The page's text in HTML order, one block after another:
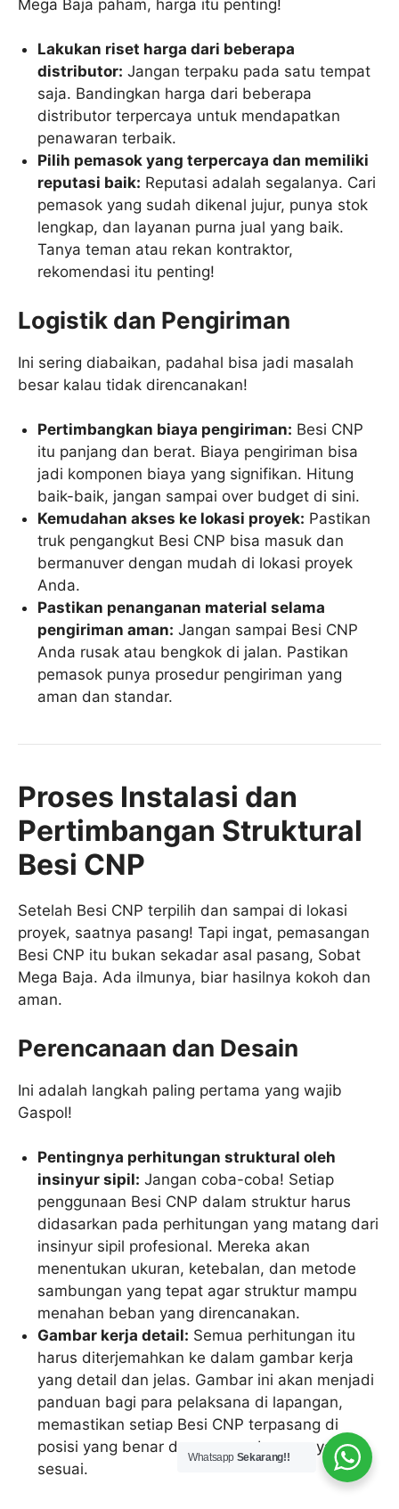
Mega Baja paham, harga itu penting!
Lakukan riset harga dari beberapa
distributor: Jangan terpaku pada satu tempat
saja. Bandingkan harga dari beberapa
distributor terpercaya untuk mendapatkan
penawaran terbaik.
Pilih pemasok yang terpercaya dan memiliki
reputasi baik: Reputasi adalah segalanya. Cari
pemasok yang sudah dikenal jujur, punya stok
lengkap, dan layanan purna jual yang baik.
Tanya teman atau rekan kontraktor,
rekomendasi itu penting!
Logistik dan Pengiriman
Ini sering diabaikan, padahal bisa jadi masalah
besar kalau tidak direncanakan!
Pertimbangkan biaya pengiriman: Besi CNP
itu panjang dan berat. Biaya pengiriman bisa
jadi komponen biaya yang signifikan. Hitung
baik-baik, jangan sampai over budget di sini.
Kemudahan akses ke lokasi proyek: Pastikan
truk pengangkut Besi CNP bisa masuk dan
bermanuver dengan mudah di lokasi proyek
Anda.
Pastikan penanganan material selama
pengiriman aman: Jangan sampai Besi CNP
Anda rusak atau bengkok di jalan. Pastikan
pemasok punya prosedur pengiriman yang
aman dan standar.
Proses Instalasi dan
Pertimbangan Struktural
Besi CNP
Setelah Besi CNP terpilih dan sampai di lokasi
proyek, saatnya pasang! Tapi ingat, pemasangan
Besi CNP itu bukan sekadar asal pasang, Sobat
Mega Baja. Ada ilmunya, biar hasilnya kokoh dan
aman.
Perencanaan dan Desain
Ini adalah langkah paling pertama yang wajib
Gaspol!
Pentingnya perhitungan struktural oleh
insinyur sipil: Jangan coba-coba! Setiap
penggunaan Besi CNP dalam struktur harus
didasarkan pada perhitungan yang matang dari
insinyur sipil profesional. Mereka akan
menentukan ukuran, ketebalan, dan metode
sambungan yang tepat agar struktur mampu
menahan beban yang direncanakan.
Gambar kerja detail: Semua perhitungan itu
harus diterjemahkan ke dalam gambar kerja
yang detail dan jelas. Gambar ini akan menjadi
panduan bagi para pelaksana di lapangan,
memastikan setiap Besi CNP terpasang di
posisi yang benar dengan sambungan yang
sesuai.
Whatsapp Sekarang!!